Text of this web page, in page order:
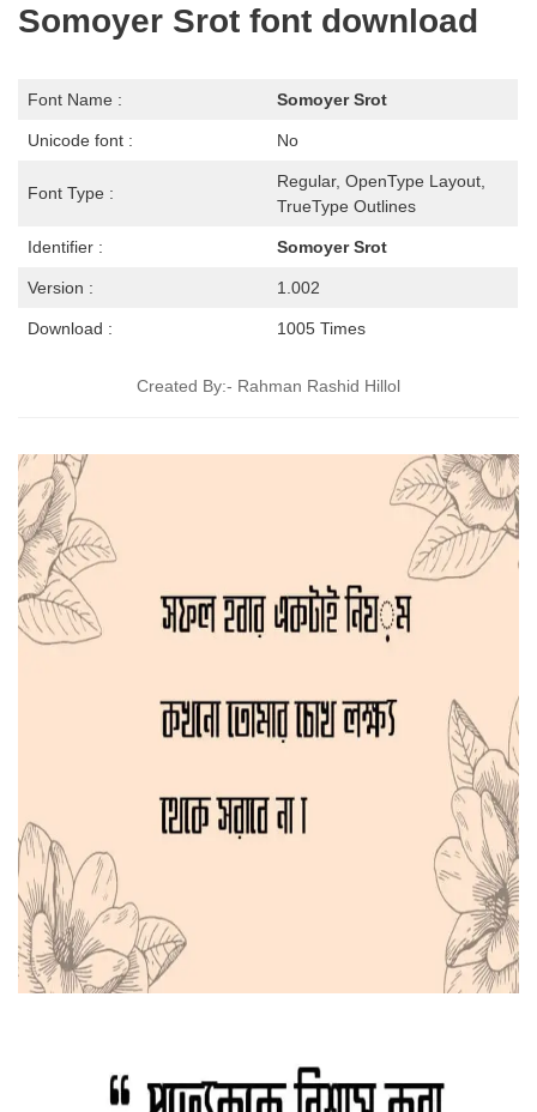
Somoyer Srot font download
Font Name : Somoyer Srot
Unicode font : No
Font Type :
Regular, OpenType Layout,
TrueType Outlines
Identifier : Somoyer Srot
Version : 1.002
Download : 1005 Times
Created By:- Rahman Rashid Hillol